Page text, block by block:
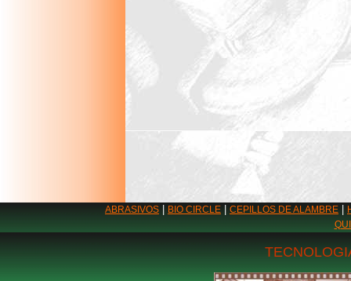
ABRASIVOS BIO CIRCLE CEPILLOS DE ALAMBRE